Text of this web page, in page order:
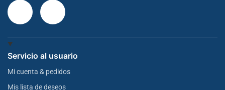
Servicio al usuario
Mi cuenta & pedidos
Mis lista de deseos